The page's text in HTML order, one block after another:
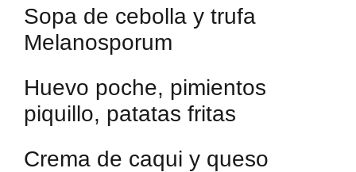
Sopa de cebolla y trufa
Melanosporum
Huevo poche, pimientos
piquillo, patatas fritas
Crema de caqui y queso